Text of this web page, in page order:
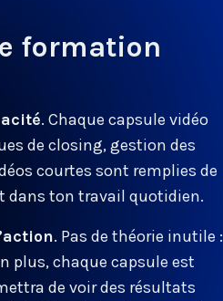
formation
. Chaque capsule vidéo
de closing, gestion des
courtes sont remplies de
dans ton travail quotidien.
. Pas de théorie inutile :
plus, chaque capsule est
de voir des résultats